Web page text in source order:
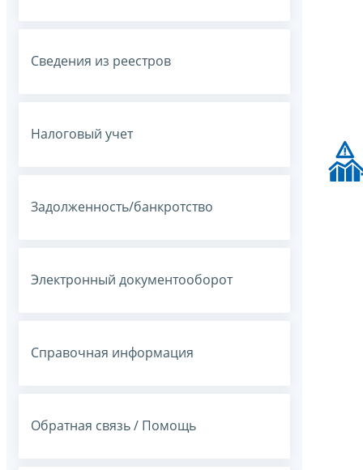
Сведения из реестров
Налоговый учет
Задолженность/банкротство
Электронный документооборот
Справочная информация
Обратная связь / Помощь